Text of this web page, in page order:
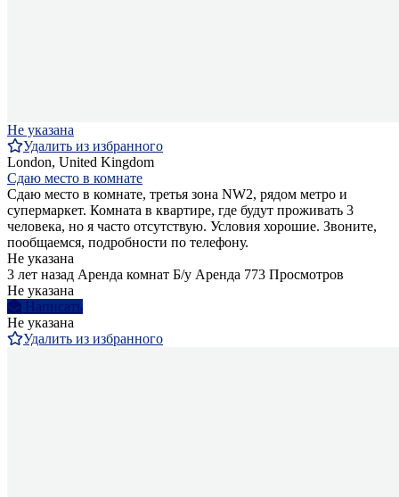
Не указана
Удалить из избранного
London, United Kingdom
Сдаю место в комнате
Сдаю место в комнате, третья зона NW2, рядом метро и
супермаркет. Комната в квартире, где будут проживать 3
человека, но я часто отсутствую. Условия хорошие. Звоните,
пообщаемся, подробности по телефону.
Не указана
3 лет назад Аренда комнат Б/у Аренда 773 Просмотров
Не указана
Написать
Не указана
Удалить из избранного